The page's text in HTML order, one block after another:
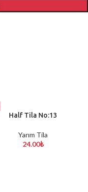
Half Tila No:13
Yarım Tila
24.00₺